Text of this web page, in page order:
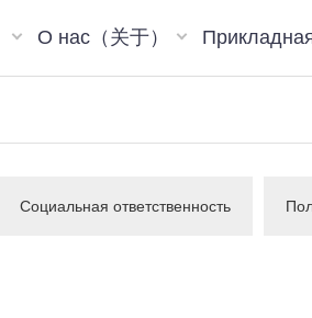
О нас（关于）
Социальная ответственность